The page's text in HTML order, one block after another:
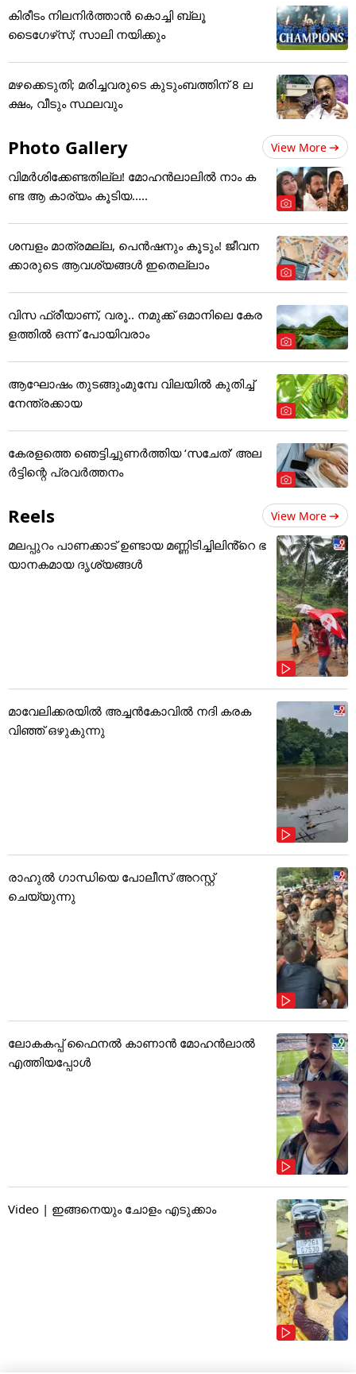
കിരീടം നിലനിര്‍ത്താന്‍ കൊച്ചി ബ്ലൂ
ടൈഗേഴ്‌സ്; സാലി നയിക്കും
മഴക്കെടുതി; മരിച്ചവരുടെ കുടുംബത്തിന് 8 ല
ക്ഷം, വീടും സ്ഥലവും
Photo Gallery View More
വിമർശിക്കേണ്ടതില്ല! മോഹൻലാലിൽ നാം ക
ണ്ട ആ കാര്യം കൂടിയ.....
ശമ്പളം മാത്രമല്ല, പെൻഷനും കൂടും! ജീവന
ക്കാരുടെ ആവശ്യങ്ങൾ ഇതെല്ലാം
വിസ ഫ്രീയാണ്, വരൂ.. നമുക്ക് ഒമാനിലെ കേര
ളത്തിൽ ഒന്ന് പോയിവരാം
ആഘോഷം തുടങ്ങുംമുമ്പേ വിലയില്‍ കുതിച്ച്
നേന്ത്രക്കായ
കേരളത്തെ ഞെട്ടിച്ചുണർത്തിയ ‘സചേത്’ അ‌ല
ർട്ടിന്റെ പ്രവർത്തനം
Reels View More
മലപ്പുറം പാണക്കാട് ഉണ്ടായ മണ്ണിടിച്ചിലിൻ്റെ ഭ
യാനകമായ ദൃശ്യങ്ങൾ
മാവേലിക്കരയിൽ അച്ചൻകോവിൽ നദി കരക
വിഞ്ഞ് ഒഴുകുന്നു
രാഹുൽ ഗാന്ധിയെ പോലീസ് അറസ്റ്റ്
ചെയ്യുന്നു
ലോകകപ്പ് ഫൈനൽ കാണാൻ മോഹൻലാൽ
എത്തിയപ്പോൾ
Video | ഇങ്ങനെയും ചോളം എടുക്കാം